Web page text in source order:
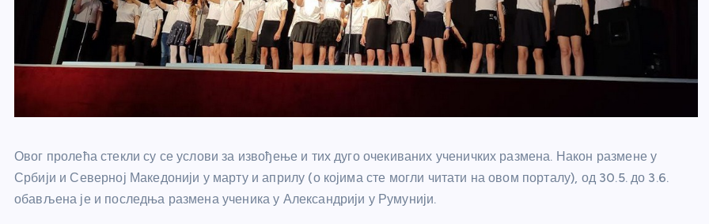
Овог пролећа стекли су се услови за извођење и тих дуго очекиваних ученичких размена. Након размене у
Србији и Северној Македонији у марту и априлу (о којима сте могли читати на овом порталу), од 30.5. до 3.6.
обављена је и последња размена ученика у Александрији у Румунији.